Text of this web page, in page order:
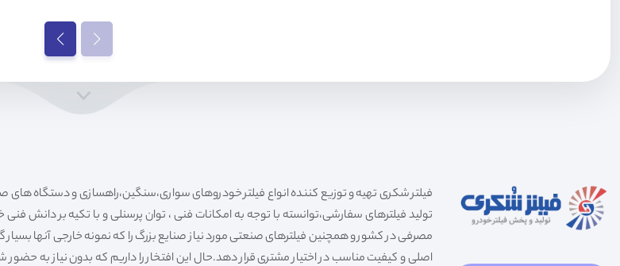
تولید فیلترهای سفارشی،توانسته با توجه به امکانات فنی ، توان پرسنلی و با تکیه بر دانش
مصرفی در کشور و همچنین فیلترهای صنعتی مورد نیاز صنایع بزرگ را که نمونه خارجی آنها بسیار
اصلی و کیفیت مناسب در اختیار مشتری قرار دهد.حال این افتخار را داریم که بدون نیاز به